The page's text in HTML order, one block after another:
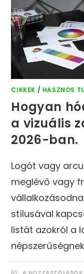
CIKKEK / HASZNOS
Hogyan
a vizuális
2026-ban.
Logót vagy
meglévő vagy
stílusával
listát azokról a
A